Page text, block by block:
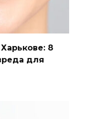
8
для